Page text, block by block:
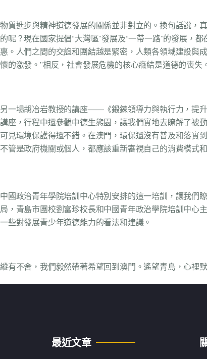
物質進步與精神道德發展的關係並非對立的。換句話說，
的呢？現在國家提倡“大灣區”發展及“一帶一路”的發展，
惠。人們之間的交誼和團結越是緊密，人類各領域建設與
懷的激發。”相反，社會發展危機的核心癥結是道德的喪
另一場胡冶岩教授的講座——《鍛鍊領導力與執行力，提
講座，行程中還參觀中德生態園，讓我們實地去瞭解了被
可見環境保護得還不錯。在澳門，環保還沒有普及和落實
不管是政府機關或個人，都應該重新審視自己的消費模式
中國政治青年學院培訓中心特別安排的這一培訓，讓我們
局，青島市團校劉富珍校長和中國青年政治學院培訓中心
一些對發展青少年道德能力的看法和建議。
縱有不舍，我們毅然帶著希望回到澳門。遙望青島，心裡
最近文章